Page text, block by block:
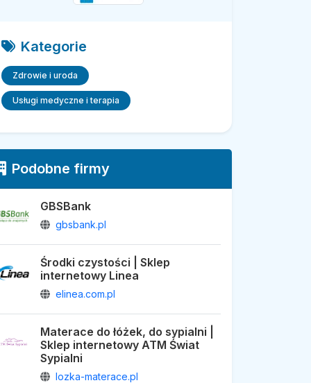
Kategorie
Zdrowie i uroda
Usługi medyczne i terapia
Podobne firmy
GBSBank
gbsbank.pl
Środki czystości | Sklep
internetowy Linea
elinea.com.pl
Materace do łóżek, do sypialni |
Sklep internetowy ATM Świat
Sypialni
lozka-materace.pl